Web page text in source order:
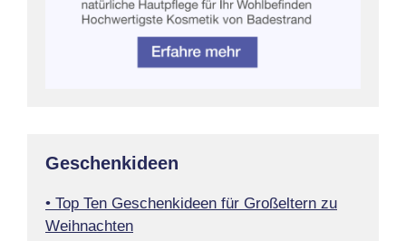
Geschenkideen
• Top Ten Geschenkideen für Großeltern zu
Weihnachten